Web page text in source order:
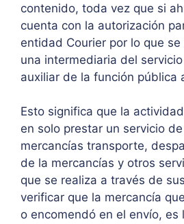
contenido, toda vez que si
cuenta con la autorización
entidad Courier por lo que
una intermediaria del
auxiliar de la función pública
Esto significa que la
en solo prestar un servicio
mercancías transporte,
de la mercancías y otros
que se realiza a través de
verificar que la mercancía
o encomendó en el envío, es